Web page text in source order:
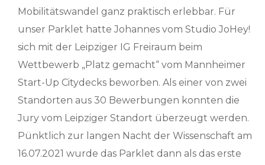
Mobilitätswandel ganz praktisch erlebbar. Für
unser Parklet hatte Johannes vom Studio JoHey!
sich mit der Leipziger IG Freiraum beim
Wettbewerb „Platz gemacht“ vom Mannheimer
Start-Up Citydecks beworben. Als einer von zwei
Standorten aus 30 Bewerbungen konnten die
Jury vom Leipziger Standort überzeugt werden.
Pünktlich zur langen Nacht der Wissenschaft am
16.07.2021 wurde das Parklet dann als das erste